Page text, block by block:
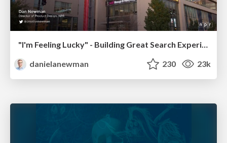
"I'm Feeling Lucky" - Building Great Search Experiences for Today's Users (#IAC19)
danielanewman
230 23k